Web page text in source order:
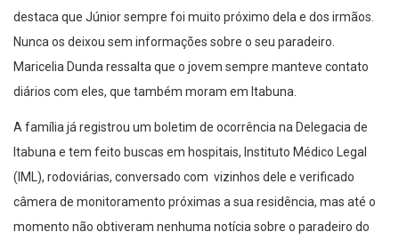
destaca que Júnior sempre foi muito próximo dela e dos irmãos.
Nunca os deixou sem informações sobre o seu paradeiro.
Maricelia Dunda ressalta que o jovem sempre manteve contato
diários com eles, que também moram em Itabuna.
A família já registrou um boletim de ocorrência na Delegacia de
Itabuna e tem feito buscas em hospitais, Instituto Médico Legal
(IML), rodoviárias, conversado com vizinhos dele e verificado
câmera de monitoramento próximas a sua residência, mas até o
momento não obtiveram nenhuma notícia sobre o paradeiro do